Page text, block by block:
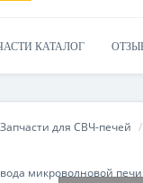
КАТАЛОГ
Запчасти для СВЧ-печей